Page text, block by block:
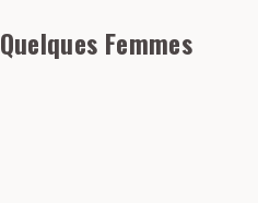
Quelques Femmes